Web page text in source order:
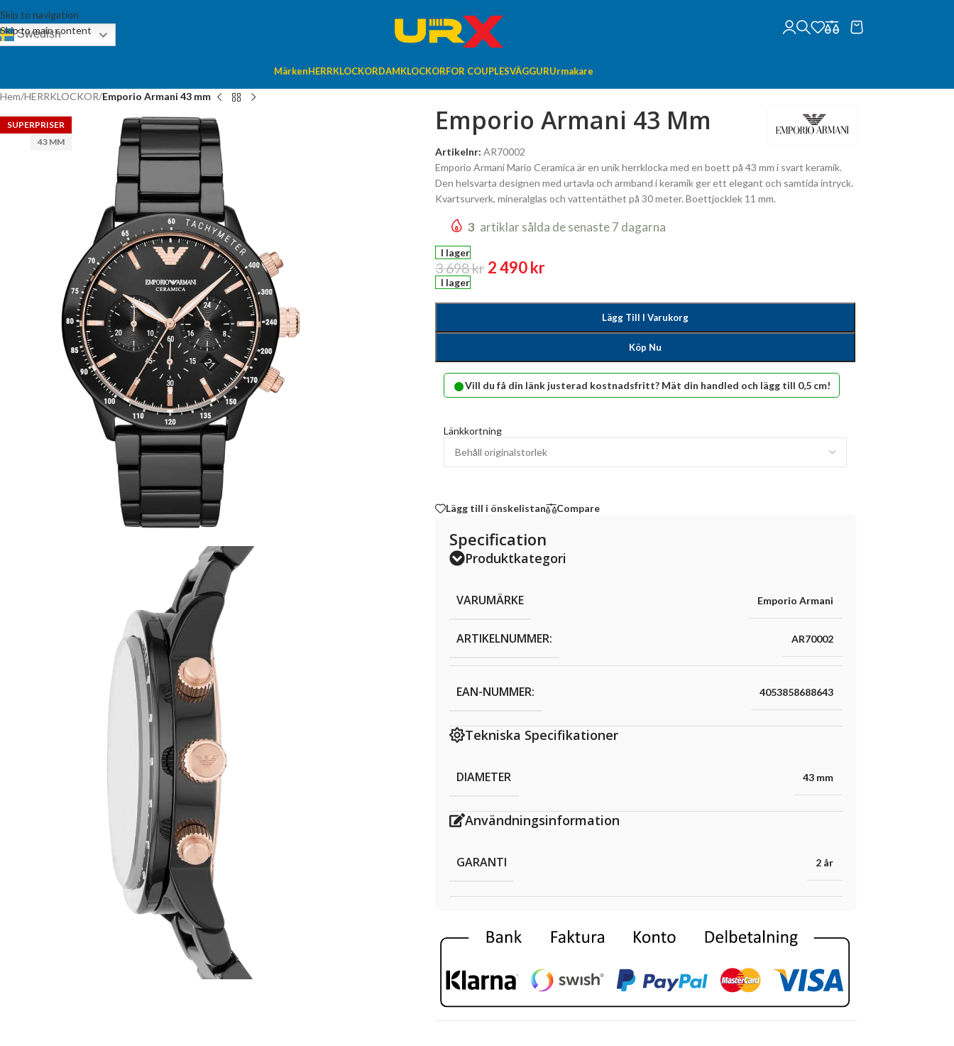
Skip to navigation
Skip to main content
Swedish
MärkenHERRKLOCKORDAMKLOCKORFOR COUPLESVÄGGURUrmakare
Hem/HERRKLOCKOR/Emporio Armani 43 mm
SUPERPRISER
43 MM
Emporio Armani 43 Mm
Artikelnr: AR70002
Emporio Armani Mario Ceramica är en unik herrklocka med en boett på 43 mm i svart keramik.
Den helsvarta designen med urtavla och armband i keramik ger ett elegant och samtida intryck.
Kvartsurverk, mineralglas och vattentäthet på 30 meter. Boettjocklek 11 mm.
3 artiklar sålda de senaste 7 dagarna
I lager
3 698kr 2 490kr
I lager
Lägg Till I Varukorg
Köp Nu
•Vill du få din länk justerad kostnadsfritt? Mät din handled och lägg till 0,5 cm!
Länkkortning
Lägg till i önskelistan Compare
Specification
Produktkategori
VARUMÄRKE Emporio Armani
ARTIKELNUMMER: AR70002
EAN-NUMMER: 4053858688643
Tekniska Specifikationer
DIAMETER 43 mm
Användningsinformation
GARANTI 2 år